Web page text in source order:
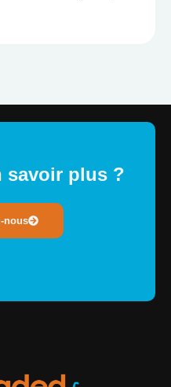
savoir plus ?
nous